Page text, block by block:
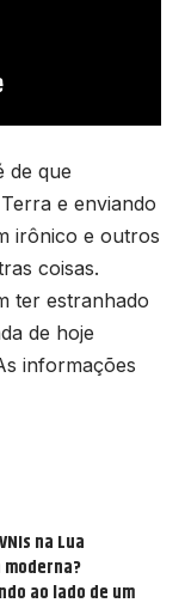
de que
e enviando
irônico e outros
coisas.
ter estranhado
de hoje
informações
na Lua
ao lado de um